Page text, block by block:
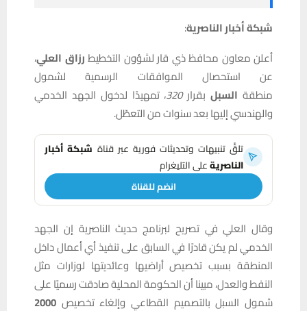
شبكة أخبار الناصرية:
أعلن معاون محافظ ذي قار لشؤون التخطيطرزاق العلي،
عن استحصال الموافقات الرسمية لشمول
منطقة السبلبقرار320، تمهيدًا لدخول الجهد الخدمي
والهندسي إليها بعد سنوات من التعطّل.
تلقَّ تنبيهات وتحديثات فورية عبر قناة شبكة أخبار
الناصريةعلى التليغرام
انضم للقناة
وقال العلي في تصريح لبرنامج حديث الناصرية إن الجهد
الخدمي لم يكن قادرًا في السابق على تنفيذ أي أعمال داخل
المنطقة بسبب تخصيص أراضيها وعائديتها لوزارات مثل
النفط والعدل، مبينا أن الحكومة المحلية صادقت رسميًا على
شمول السبل بالتصميم القطاعي وإلغاء تخصيص 2000